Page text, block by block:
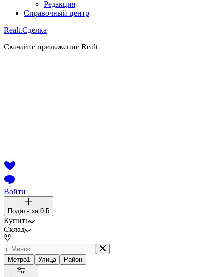
Редакция
Справочный центр
Realt.Сделка
Скачайте приложение Realt
Войти
Подать за 0 ƃ
Купить
Склад
Метро1 Улица Район